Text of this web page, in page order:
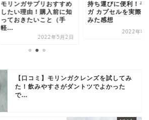
モリンガサプリおすすめ
したい理由！購入前に知
っておきたいこと（手
軽...
2022年5月2日
持ち運びに便利！モ
ガ カプセルを実際
みた感想
2022年8
【口コミ】モリンガクレンズを試してみ
た！飲みやすさがダントツでよかった
で...